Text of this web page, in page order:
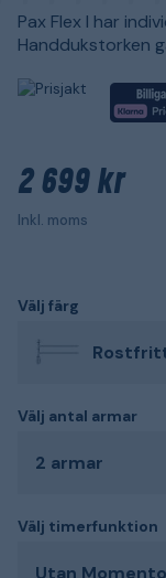
Pax Flex I har
Handdukstorken
2 699 kr
Inkl. moms
Välj färg
Välj antal armar
2 armar
Välj timerfunktion
Utan